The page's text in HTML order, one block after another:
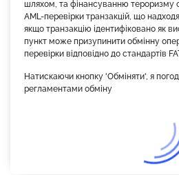
шляхом, та фінансуванню тероризму
AML-перевірки транзакцій, що
якщо транзакцію ідентифіковано як
пункт може призупинити обмінну
перевірки відповідно до стандартів
Натискаючи кнопку 'Обміняти', я
регламентами обміну